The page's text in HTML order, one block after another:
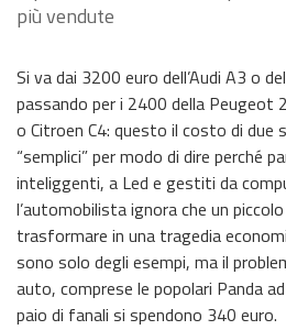
più vendute
Si va dai 3200 euro dell’Audi A3 o
passando per i 2400 della Peugeot
o Citroen C4: questo il costo di due
“semplici” per modo di dire perché
inteliggenti, a Led e gestiti da
l’automobilista ignora che un
trasformare in una tragedia
sono solo degli esempi, ma il
auto, comprese le popolari Panda
paio di fanali si spendono 340 euro.